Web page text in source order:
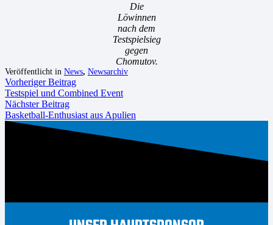
Die
Löwinnen
nach dem
Testspielsieg
gegen
Chomutov.
Veröffentlicht in News, Newsarchiv
Vorheriger Beitrag
Testspiel und Combined Event
Nächster Beitrag
Basketball-Enthusiast aus Apulien